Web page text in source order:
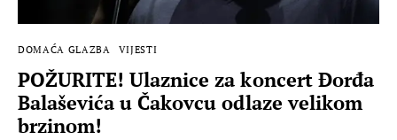
DOMAĆA GLAZBA VIJESTI
POŽURITE! Ulaznice za koncert Đorđa
Balaševića u Čakovcu odlaze velikom
brzinom!